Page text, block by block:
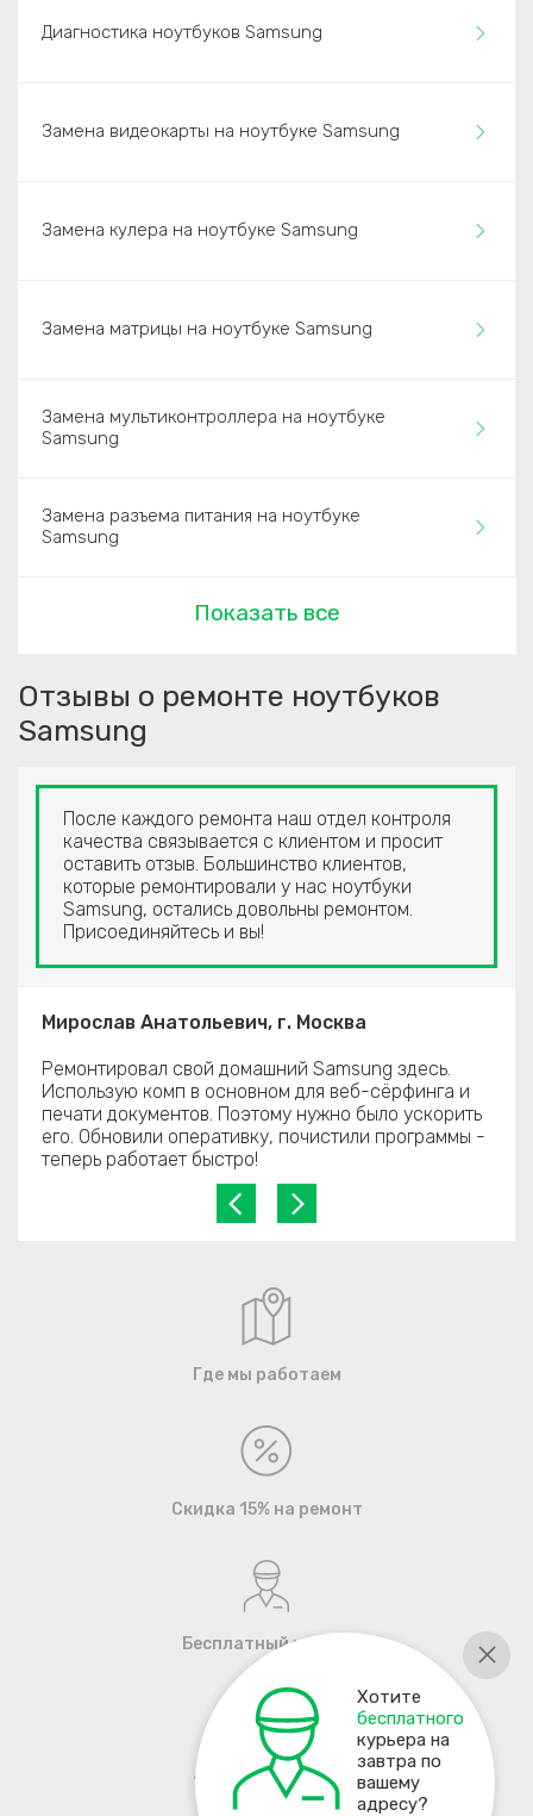
Хотите
бесплатного
курьера на
завтра по
вашему
адресу?
Диагностика ноутбуков Samsung
Замена видеокарты на ноутбуке Samsung
Замена кулера на ноутбуке Samsung
Замена матрицы на ноутбуке Samsung
Замена мультиконтроллера на ноутбуке
Samsung
Замена разъема питания на ноутбуке
Samsung
Показать все
Отзывы о ремонте ноутбуков
Samsung
После каждого ремонта наш отдел контроля
качества связывается с клиентом и просит
оставить отзыв. Большинство клиентов,
которые ремонтировали у нас ноутбуки
Samsung, остались довольны ремонтом.
Присоединяйтесь и вы!
Мирослав Анатольевич, г. Москва
Ремонтировал свой домашний Samsung здесь.
Использую комп в основном для веб-сёрфинга и
печати документов. Поэтому нужно было ускорить
его. Обновили оперативку, почистили программы -
теперь работает быстро!
Где мы работаем
Скидка 15% на ремонт
Бесплатный курьер
+7 495 137-93-17